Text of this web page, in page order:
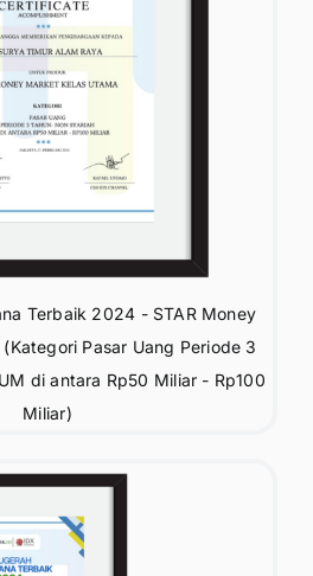
Terbaik 2024 - STAR Money
Pasar Uang Periode 3
di antara Rp50 Miliar - Rp100
Miliar)